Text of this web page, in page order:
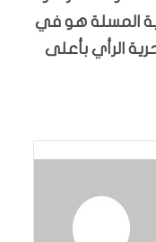
المسلة هو في
الرأي بأعلى